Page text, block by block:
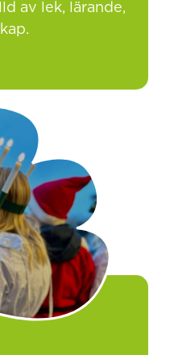
av lek, lärande,